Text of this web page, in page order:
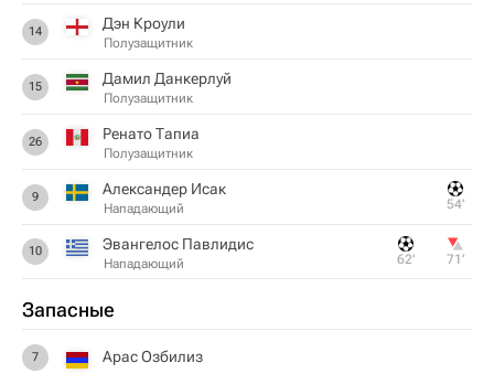
14 Дэн Кроули
Полузащитник
15 Дамил Данкерлуй
Полузащитник
26 Ренато Тапиа
Полузащитник
9 Александер Исак
Нападающий 54‎’‎
10 Эвангелос Павлидис
Нападающий 62‎’‎ 71‎’‎
Запасные
7 Арас Озбилиз